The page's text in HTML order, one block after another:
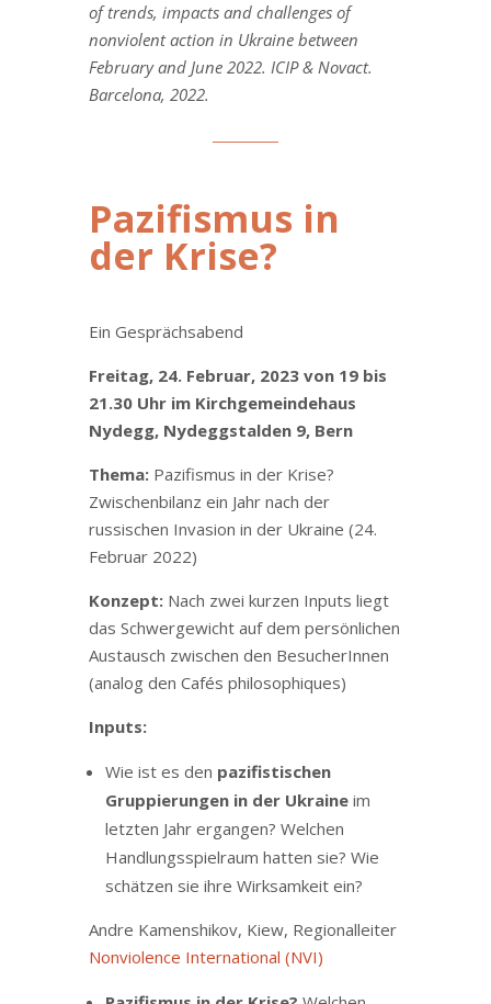
of trends, impacts and challenges of
nonviolent action in Ukraine between
February and June 2022. ICIP & Novact.
Barcelona, 2022.
Pazifismus in
der Krise?
Ein Gesprächsabend
Freitag, 24. Februar, 2023 von 19 bis
21.30 Uhr im Kirchgemeindehaus
Nydegg, Nydeggstalden 9, Bern
Thema:Pazifismus in der Krise?
Zwischenbilanz ein Jahr nach der
russischen Invasion in der Ukraine (24.
Februar 2022)
Konzept:Nach zwei kurzen Inputs liegt
das Schwergewicht auf dem persönlichen
Austausch zwischen den BesucherInnen
(analog den Cafés philosophiques)
Inputs:
Wie ist es den pazifistischen
Gruppierungen in der Ukraineim
letzten Jahr ergangen? Welchen
Handlungsspielraum hatten sie? Wie
schätzen sie ihre Wirksamkeit ein?
Andre Kamenshikov, Kiew, Regionalleiter
Nonviolence International (NVI)